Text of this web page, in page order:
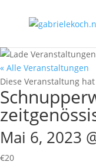
« Alle Veranstaltungen
Diese Veranstaltung
Mai 6, 2023
€20